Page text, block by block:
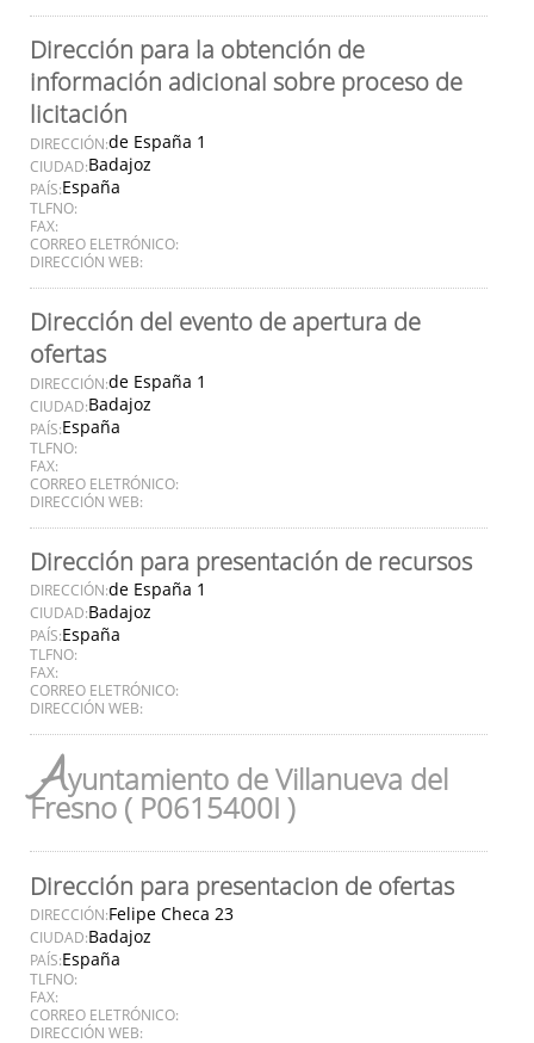
Dirección para la obtención de
información adicional sobre proceso de
licitación
DIRECCIÓN:de España 1
CIUDAD:Badajoz
PAÍS:España
TLFNO:
FAX:
CORREO ELETRÓNICO:
DIRECCIÓN WEB:
Dirección del evento de apertura de
ofertas
DIRECCIÓN:de España 1
CIUDAD:Badajoz
PAÍS:España
TLFNO:
FAX:
CORREO ELETRÓNICO:
DIRECCIÓN WEB:
Dirección para presentación de recursos
DIRECCIÓN:de España 1
CIUDAD:Badajoz
PAÍS:España
TLFNO:
FAX:
CORREO ELETRÓNICO:
DIRECCIÓN WEB:
Ayuntamiento de Villanueva del
Fresno ( P0615400I )
Dirección para presentacion de ofertas
DIRECCIÓN:Felipe Checa 23
CIUDAD:Badajoz
PAÍS:España
TLFNO:
FAX:
CORREO ELETRÓNICO:
DIRECCIÓN WEB: